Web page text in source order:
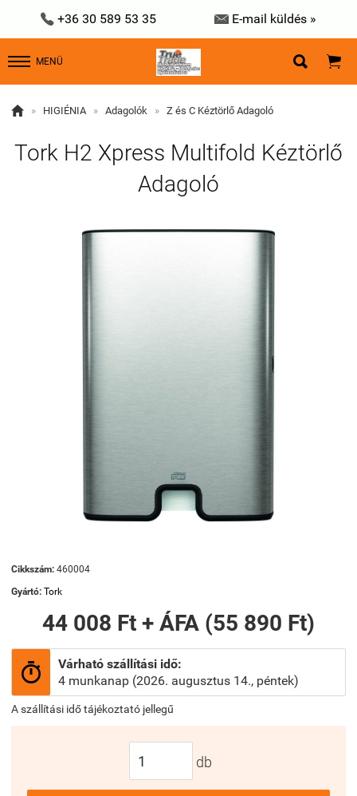
 +36 30 589 53 35  E-mail küldés »
MENÜ  
 » HIGIÉNIA » Adagolók » Z és C Kéztörlő Adagoló
Tork H2 Xpress Multifold Kéztörlő
Adagoló
Cikkszám: 460004
Gyártó: Tork
44 008 Ft + ÁFA (55 890 Ft)

Várható szállítási idő:
4 munkanap (2026. augusztus 14., péntek)
A szállítási idő tájékoztató jellegű
db